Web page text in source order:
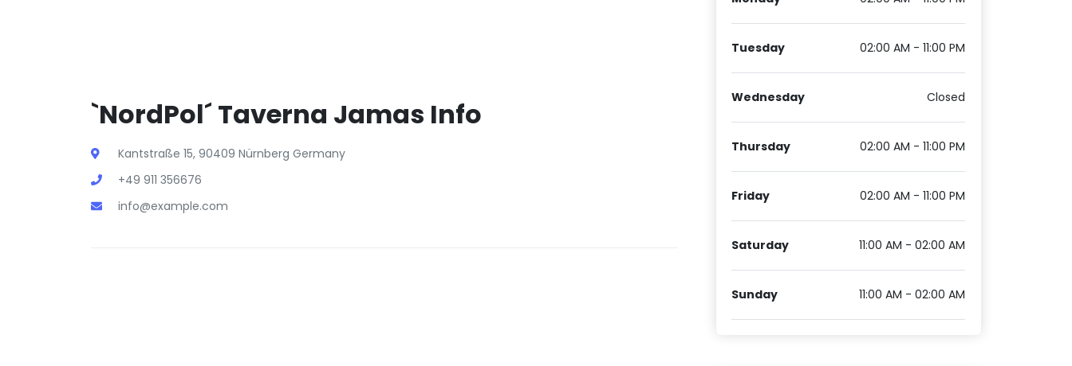
`NordPol´ Taverna Jamas Info
Kantstraße 15, 90409 Nürnberg Germany
+49 911 356676
info@example.com
Tuesday 02:00 AM - 11:00 PM
Wednesday Closed
Thursday 02:00 AM - 11:00 PM
Friday 02:00 AM - 11:00 PM
Saturday 11:00 AM - 02:00 AM
Sunday 11:00 AM - 02:00 AM